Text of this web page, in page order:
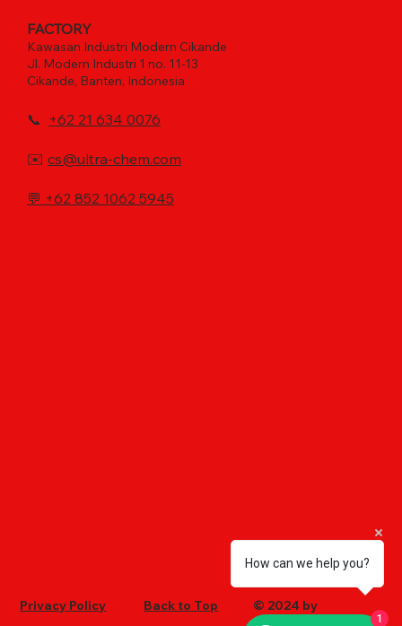
FACTORY
Kawasan Industri Modern Cikande
Jl. Modern Industri 1 no. 11-13
Cikande, Banten, Indonesia
📞 +62 21 634 0076
✉️ cs@ultra-chem.com
💬 +62 852 1062 5945
Privacy Policy Back to Top
© 2024 by
Ultrachem
How can we help you?
1